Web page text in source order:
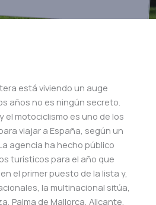
está viviendo un auge
años no es ningún secreto.
el motociclismo es uno de los
viajar a España, según un
agencia ha hecho público
turísticos para el año que
el primer puesto de la lista y,
la multinacional sitúa,
Palma de Mallorca, Alicante,